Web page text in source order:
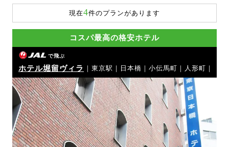
現在4件のプランがあります
コスパ最高の格安ホテル
で飛ぶ
ホテル堀留ヴィラ ｜東京駅｜日本橋｜小伝馬町｜人形町｜